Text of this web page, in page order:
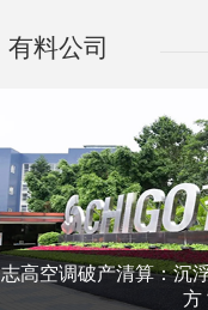
有料公司
志高空调破产清算：沉
方